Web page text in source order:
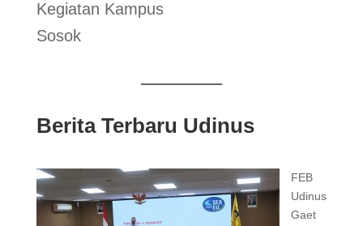
Kegiatan Kampus
Sosok
Berita Terbaru Udinus
FEB
Udinus
Gaet